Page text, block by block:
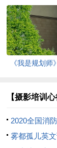
会【多篇】[
《我是规划
【摄影培训
2020全国消
[本文共3278字
雾都孤儿英